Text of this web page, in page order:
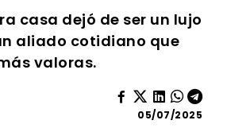
casa dejó de ser un lujo
aliado cotidiano que
valoras.
05/07/2025